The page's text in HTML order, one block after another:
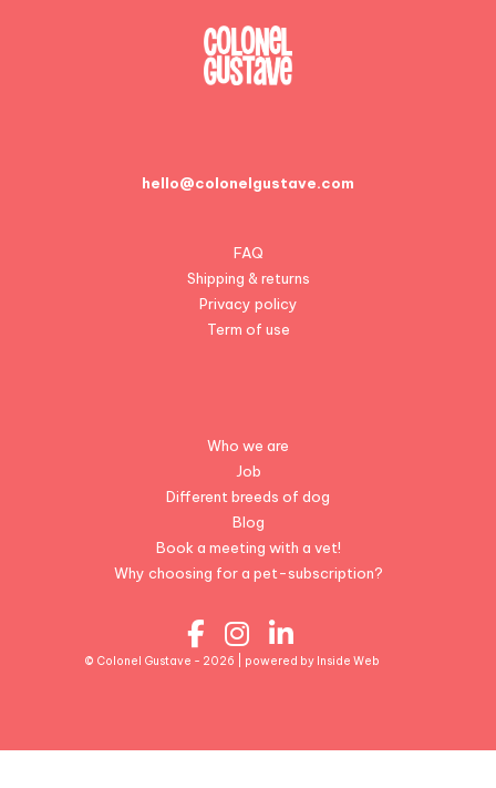
hello@colonelgustave.com
FAQ
Shipping & returns
Privacy policy
Term of use
Who we are
Job
Different breeds of dog
Blog
Book a meeting with a vet!
Why choosing for a pet-subscription?
© Colonel Gustave - 2026 | powered by Inside Web